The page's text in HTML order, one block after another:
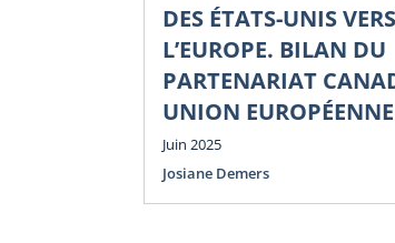
DES ÉTATS-UNIS VERS
L’EUROPE. BILAN DU
PARTENARIAT
UNION EUROPÉENNE
Juin 2025
Josiane Demers